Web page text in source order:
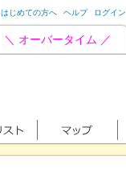
はじめての方へ ヘルプ ログイン
＼ オーバータイム ／